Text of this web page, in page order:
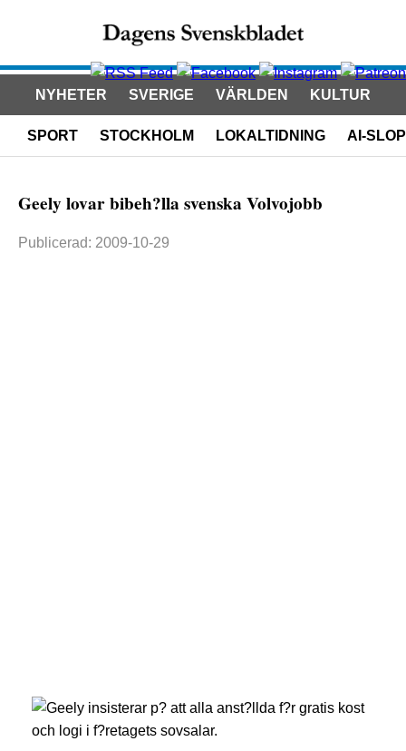
NYHETER SVERIGE VÄRLDEN KULTUR
SPORT STOCKHOLM LOKALTIDNING AI-SLOP
Geely lovar bibeh?lla svenska Volvojobb
Publicerad: 2009-10-29